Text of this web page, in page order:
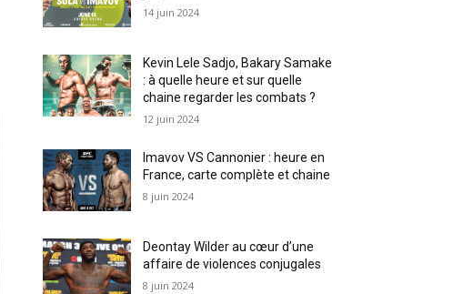
14 juin 2024
Kevin Lele Sadjo, Bakary Samake
: à quelle heure et sur quelle
chaine regarder les combats ?
12 juin 2024
Imavov VS Cannonier : heure en
France, carte complète et chaine
8 juin 2024
Deontay Wilder au cœur d’une
affaire de violences conjugales
8 juin 2024